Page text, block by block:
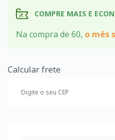
COMPRE MAIS E
Na compra de 60, o mês
Calcular frete